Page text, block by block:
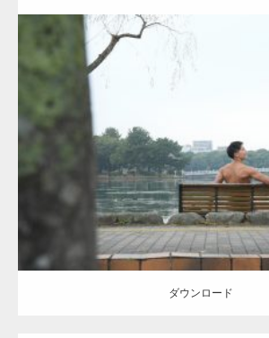
公園のマッチョ AKIHITO(
ダウンロード
ダウンロード